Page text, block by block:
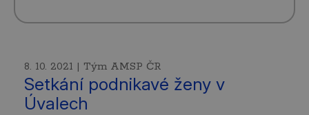
8. 10. 2021 | Tým AMSP ČR
Setkání podnikavé ženy v
Úvalech